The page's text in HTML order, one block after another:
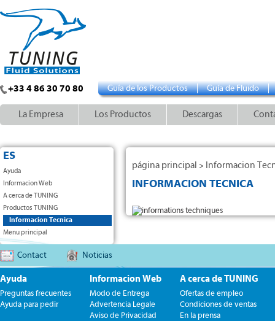
+33 4 86 30 70 80 Guía de los Productos Guía de Fluido
La Empresa Los Productos Descargas
ES
Ayuda
Informacion Web
A cerca de TUNING
Productos TUNING
Informacion Tecnica
Menu principal
página principal > Informacion
INFORMACION TECNICA
Contact Noticias
Ayuda
Preguntas frecuentes
Ayuda para pedir
Informacion Web
Modo de Entrega
Advertencia Legale
Aviso de Privacidad
A cerca de TUNING
Ofertas de empleo
Condiciones de ventas
En la prensa